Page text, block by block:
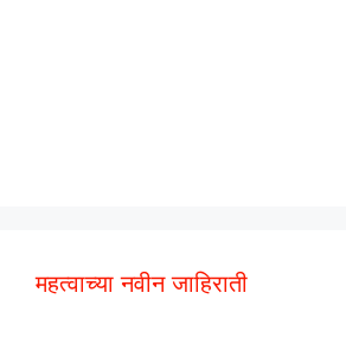
महत्वाच्या नवीन जाहिराती